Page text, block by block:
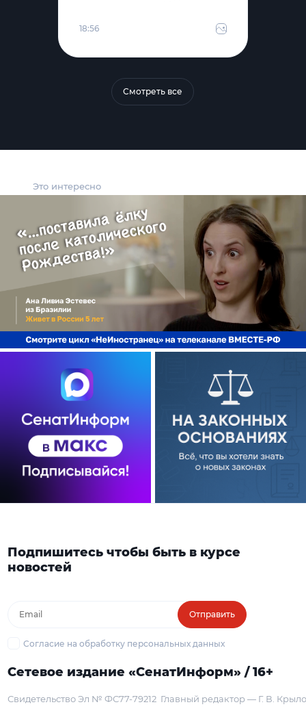
Это интересно
18:56
Смотреть все
Подпишитесь чтобы быть в курсе
новостей
Отправить
Согласие на обработку персональных данных
Сетевое издание «СенатИнформ» / 16+
Свидетельство Эл № ФС77-79212 Главный редактор — Г. В.